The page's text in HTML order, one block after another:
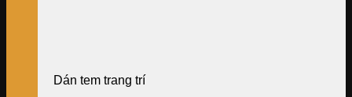
Dán tem trang trí